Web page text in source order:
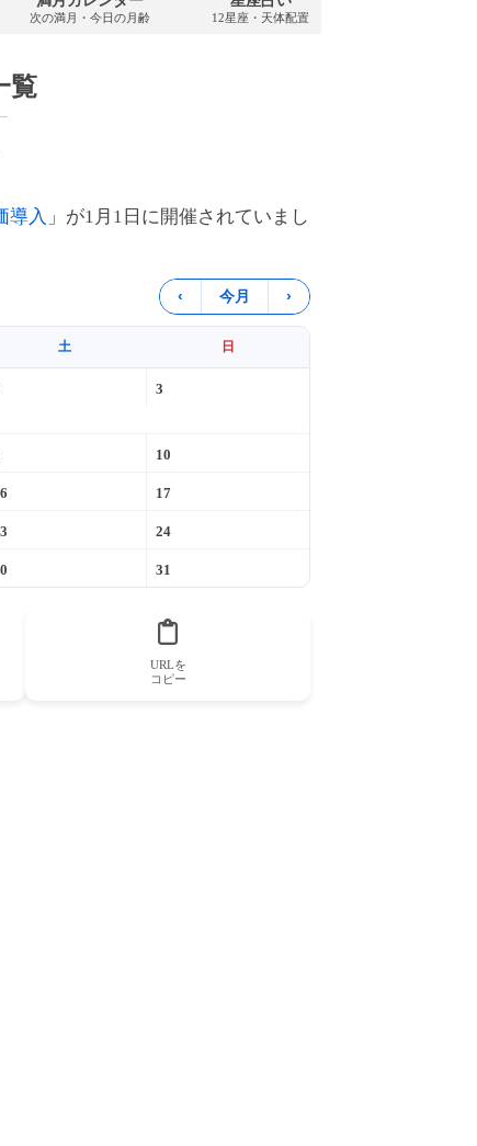
次の満月・今日の月齢 12星座・天体配置
覧
導入 」が1月1日に開催されていまし
‹ 今月 ›
土 日
3
10
17
24
31
URLを
コピー